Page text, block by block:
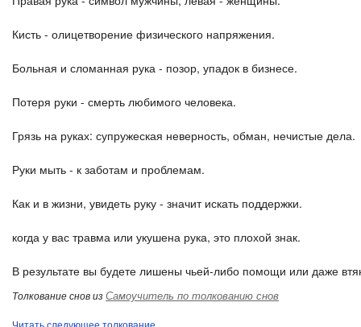
Кисть - олицетворение физического напряжения.
Больная и сломанная рука - позор, упадок в бизнесе.
Потеря руки - смерть любимого человека.
Грязь на руках: супружеская неверность, обман, нечистые дела.
Руки мыть - к заботам и проблемам.
Как и в жизни, увидеть руку - значит искать поддержки.
когда у вас травма или укушена рука, это плохой знак.
В результате вы будете лишены чьей-либо помощи или даже
Толкование снов изСамоучитель по толкованию снов
Читать следующее толкование